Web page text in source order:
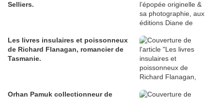
Selliers.
Les livres insulaires et poissonneux
de Richard Flanagan, romancier de
Tasmanie.
Orhan Pamuk collectionneur de